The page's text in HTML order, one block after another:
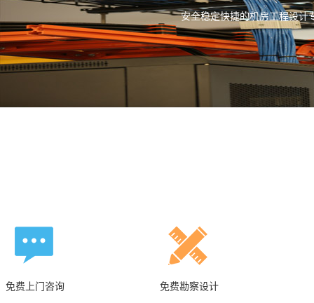
安全稳定快捷的机房工程设计
免费上门咨询 免费勘察设计